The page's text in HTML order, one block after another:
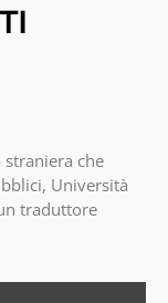
che
Università
traduttore